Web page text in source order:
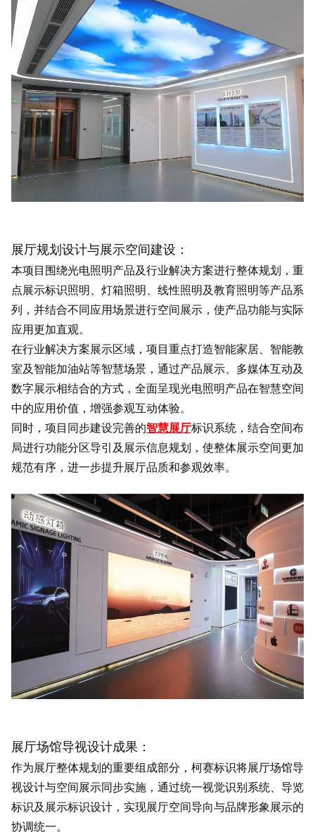
展厅规划设计与展示空间建设：
本项目围绕光电照明产品及行业解决方案进行整体规划，重
点展示标识照明、灯箱照明、线性照明及教育照明等产品系
列，并结合不同应用场景进行空间展示，使产品功能与实际
应用更加直观。
在行业解决方案展示区域，项目重点打造智能家居、智能教
室及智能加油站等智慧场景，通过产品展示、多媒体互动及
数字展示相结合的方式，全面呈现光电照明产品在智慧空间
中的应用价值，增强参观互动体验。
同时，项目同步建设完善的智慧展厅标识系统，结合空间布
局进行功能分区导引及展示信息规划，使整体展示空间更加
规范有序，进一步提升展厅品质和参观效率。
展厅场馆导视设计成果：
作为展厅整体规划的重要组成部分，柯赛标识将展厅场馆导
视设计与空间展示同步实施，通过统一视觉识别系统、导览
标识及展示标识设计，实现展厅空间导向与品牌形象展示的
协调统一。